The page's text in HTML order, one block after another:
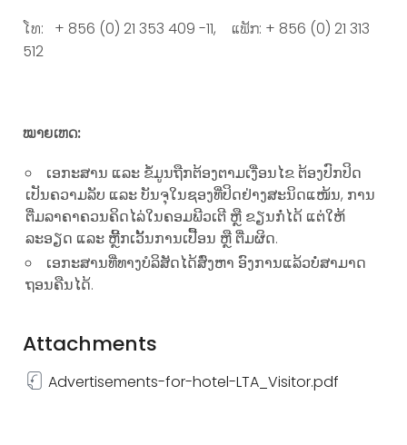
ໂທ: + 856 (0) 21 353 409 -11, ແຟັກ: + 856 (0) 21 313
512
ໝາຍເຫດ:
ເອກະສານ ແລະ ຂໍ້ມູນ​ຖືກ​ຕ້ອງຕາມເງື່ອນໄຂ ຕ້ອງປົກປິດ
ເປັນຄວາມລັບ ແລະ ບັນຈຸໃນຊອງທີ່ປິດຢ່າງສະນິດແໜ້ນ, ການ
ຕື່ມລາຄາຄວນຄິດໄລ່ໃນຄອມພີວເຕີ ຫຼື ຂຽນກໍ່ໄດ້ ແຕ່ໃຫ້
ລະອຽດ ແລະ ຫຼີ້ກເວັ້ນການເປື້ອນ ຫຼື ຕື່ມຜິດ.
ເອກະສານທີ່ທາງບໍລິສັດໄດ້ສົ່ງຫາ ອົງການແລ້ວບໍ່ສາມາດ
ຖອນຄືນໄດ້.
Attachments
Advertisements-for-hotel-LTA_Visitor.pdf